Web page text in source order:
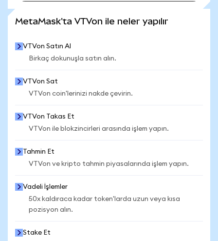
MetaMask'ta VTVon ile neler yapılır
VTVon Satın Al
Birkaç dokunuşla satın alın.
VTVon Sat
VTVon coin'lerinizi nakde çevirin.
VTVon Takas Et
VTVon ile blokzincirleri arasında işlem yapın.
Tahmin Et
VTVon ve kripto tahmin piyasalarında işlem yapın.
Vadeli İşlemler
50x kaldıraca kadar token'larda uzun veya kısa
pozisyon alın.
Stake Et